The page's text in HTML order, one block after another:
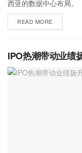
西亚的数据中心布局。
READ MORE
IPO热潮带动业绩